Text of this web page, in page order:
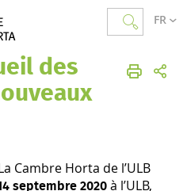
FR
des
Cambre Horta de l’ULB
septembre 2020 à l’ULB,